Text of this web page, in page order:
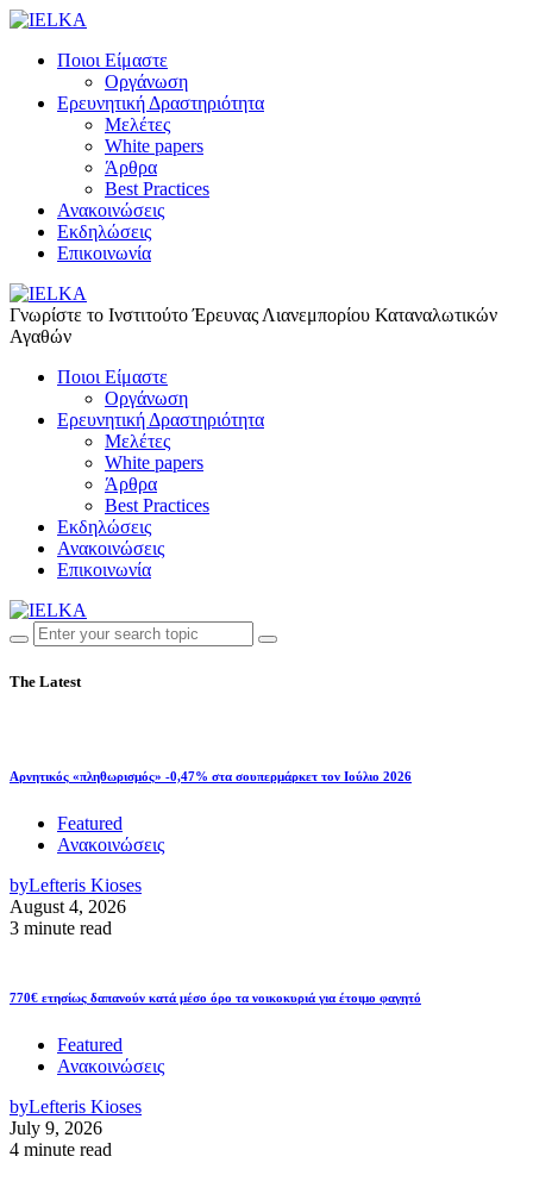
Ποιοι Είμαστε
Οργάνωση
Ερευνητική Δραστηριότητα
Μελέτες
White papers
Άρθρα
Best Practices
Ανακοινώσεις
Εκδηλώσεις
Επικοινωνία
Γνωρίστε το Iνστιτούτο Έρευνας Λιανεμπορίου Καταναλωτικών
Αγαθών
Ποιοι Είμαστε
Οργάνωση
Ερευνητική Δραστηριότητα
Μελέτες
White papers
Άρθρα
Best Practices
Εκδηλώσεις
Ανακοινώσεις
Επικοινωνία
The Latest
Αρνητικός «πληθωρισμός» -0,47% στα σουπερμάρκετ τον Ιούλιο 2026
Featured
Ανακοινώσεις
byLefteris Kioses
August 4, 2026
3 minute read
770€ ετησίως δαπανούν κατά μέσο όρο τα νοικοκυριά για έτοιμο φαγητό
Featured
Ανακοινώσεις
byLefteris Kioses
July 9, 2026
4 minute read